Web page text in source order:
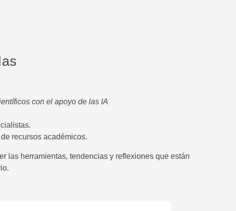
con el apoyo de las IA
recursos académicos.
las herramientas, tendencias y reflexiones que están